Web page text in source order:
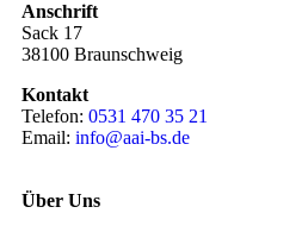
Anschrift
Sack 17
38100 Braunschweig
Kontakt
Telefon: 0531 470 35 21
Email: info@aai-bs.de
Über Uns